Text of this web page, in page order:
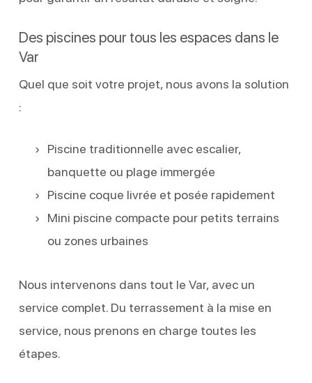
Des piscines pour tous les espaces dans le
Var
Quel que soit votre projet, nous avons la solution
:
Piscine traditionnelle avec escalier,
banquette ou plage immergée
Piscine coque livrée et posée rapidement
Mini piscine compacte pour petits terrains
ou zones urbaines
Nous intervenons dans tout le Var, avec un
service complet. Du terrassement à la mise en
service, nous prenons en charge toutes les
étapes.